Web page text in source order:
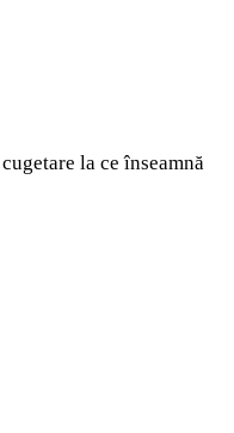
la ce înseamnă